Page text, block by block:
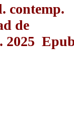
contemp.
de
2025